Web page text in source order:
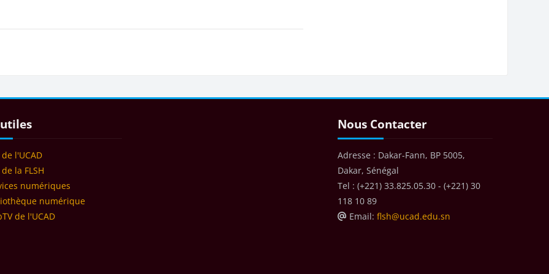
2 août
9 août
16 août
l'UCAD
la FLSH
numériques
numérique
de l'UCAD
Blocs
Nous Contacter
Adresse : Dakar-Fann, BP 5005,
Dakar, Sénégal
Tel : (+221) 33.825.05.30 - (+221) 30
118 10 89
Email: flsh@ucad.edu.sn